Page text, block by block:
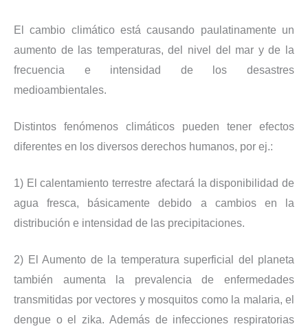
El cambio climático está causando paulatinamente un
aumento de las temperaturas, del nivel del mar y de la
frecuencia e intensidad de los desastres
medioambientales.
Distintos fenómenos climáticos pueden tener efectos
diferentes en los diversos derechos humanos, por ej.:
1) El calentamiento terrestre afectará la disponibilidad de
agua fresca, básicamente debido a cambios en la
distribución e intensidad de las precipitaciones.
2) El Aumento de la temperatura superficial del planeta
también aumenta la prevalencia de enfermedades
transmitidas por vectores y mosquitos como la malaria, el
dengue o el zika. Además de infecciones respiratorias